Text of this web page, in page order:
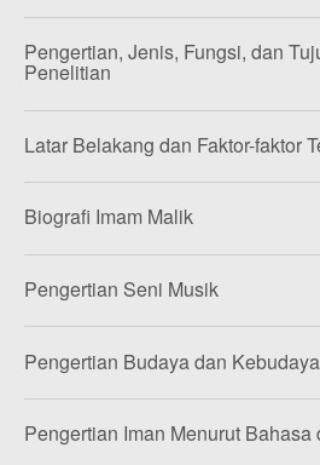
Pengertian, Jenis, Fungsi, dan
Penelitian
Latar Belakang dan Faktor-faktor
Biografi Imam Malik
Pengertian Seni Musik
Pengertian Budaya dan
Pengertian Iman Menurut Bahasa